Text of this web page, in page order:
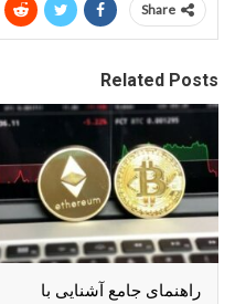
Share
Related Posts
راهنمای جامع آشنایی با